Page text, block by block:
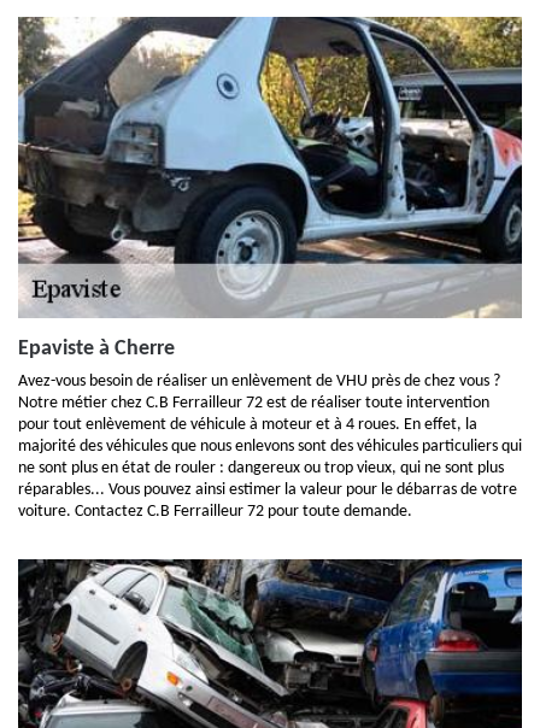
Epaviste à Cherre
Avez-vous besoin de réaliser un enlèvement de VHU près de chez vous ?
Notre métier chez C.B Ferrailleur 72 est de réaliser toute intervention
pour tout enlèvement de véhicule à moteur et à 4 roues. En effet, la
majorité des véhicules que nous enlevons sont des véhicules particuliers qui
ne sont plus en état de rouler : dangereux ou trop vieux, qui ne sont plus
réparables... Vous pouvez ainsi estimer la valeur pour le débarras de votre
voiture. Contactez C.B Ferrailleur 72 pour toute demande.